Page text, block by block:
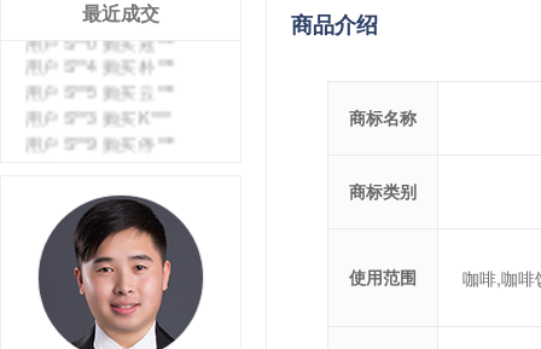
最近成交
用户 S**0 购买 冠***
用户 S**4 购买 朴***
用户 S**5 购买 云***
用户 S**3 购买 K***
用户 S**9 购买 停***
用户 S**0 购买 V***
用户 S**8 购买 专***
用户 S**14 购买 宅***
用户 S**26 购买 图***
用户 S**10 购买 侯***
用户 S**16 购买 火***
用户 S**25 购买 水***
商品介绍
商标名称
商标类别
使用范围 咖啡,咖啡